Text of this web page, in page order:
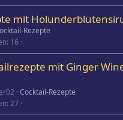
mit
Rezepte
16
mit Ginger
Cocktail-Rezepte
27